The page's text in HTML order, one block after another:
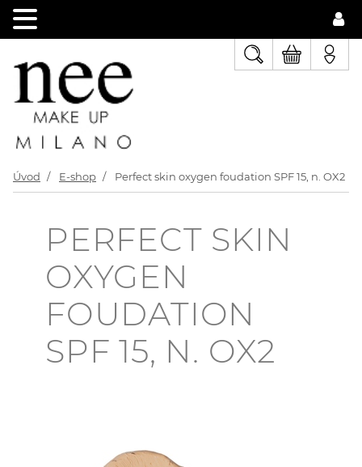
Úvod E-shop Perfect skin oxygen foudation SPF 15, n. OX2
PERFECT SKIN
OXYGEN
FOUDATION
SPF 15, N. OX2